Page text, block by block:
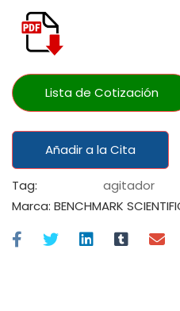
Lista de Cotización
Añadir a la Cita
Tag:
agitador
Marca: BENCHMARK